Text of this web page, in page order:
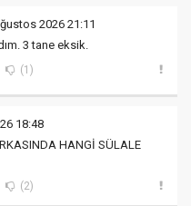
2026 21:11
3 tane eksik.
(1)
18:48
HANGİ SÜLALE
(2)